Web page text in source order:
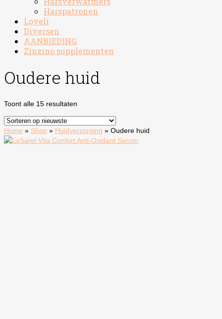
Harspatronen
Loveli
Diversen
AANBIEDING
Zinzino supplementen
Oudere huid
Toont alle 15 resultaten
Home » Shop » Huidverzorging » Oudere huid